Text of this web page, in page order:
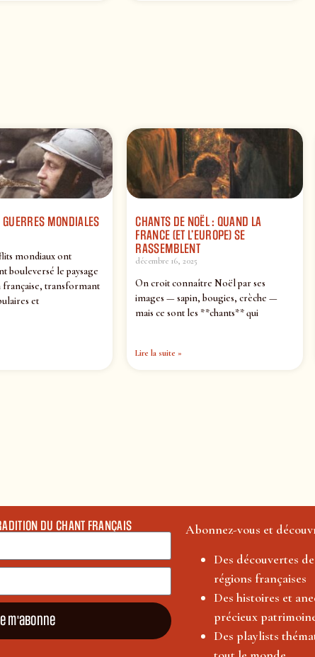
MONDIALES
mondiaux ont
bouleversé le paysage
française, transformant
et
CHANTS DE NOËL : QUAND LA
FRANCE (ET L’EUROPE) SE
RASSEMBLENT
décembre 16, 2025
On croit connaître Noël par ses
images — sapin, bougies, crèche —
mais ce sont les **chants** qui
Lire la suite »
DU CHANT FRANÇAIS
m'abonne
Abonnez-vous et
Des découvertes
régions françaises
Des histoires et
précieux
Des playlists